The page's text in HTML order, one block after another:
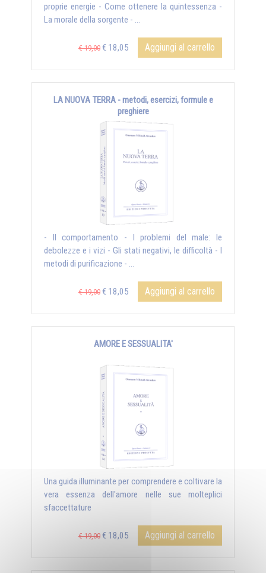
proprie energie - Come ottenere la quintessenza -
La morale della sorgente - ...
€ 19,00 € 18,05 Aggiungi al carrello
LA NUOVA TERRA - metodi, esercizi, formule e
preghiere
- Il comportamento - I problemi del male: le
debolezze e i vizi - Gli stati negativi, le difficoltà - I
metodi di purificazione - ...
€ 19,00 € 18,05 Aggiungi al carrello
AMORE E SESSUALITA'
Una guida illuminante per comprendere e coltivare la
vera essenza dell'amore nelle sue molteplici
sfaccettature
€ 19,00 € 18,05 Aggiungi al carrello